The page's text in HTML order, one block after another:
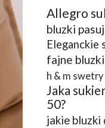
Allegro
bluzki
Eleganckie
fajne
h & m swetry
Jaka
50?
jakie bluzki